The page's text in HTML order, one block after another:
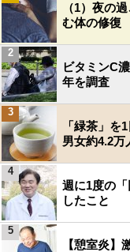
（1）夜の
む体の修復
ビタミンC
年を調査
2
「緑茶」
男女約4.2万
3
週に1度の
したこと
4
【憩室炎】
5